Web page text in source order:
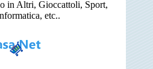
in Altri, Gioccattoli, Sport,
etc..